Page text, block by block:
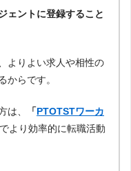
ェントに登録すること
よりよい求人や相性の
からです。
は、 「PTOTSTワーカ
より効率的に転職活動